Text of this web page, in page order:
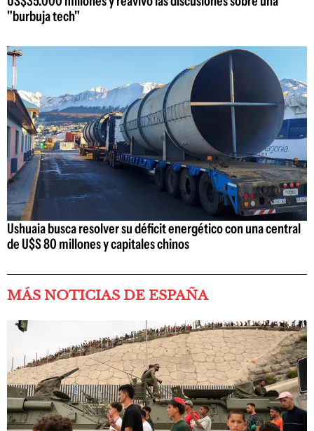
"burbuja tech"
Ushuaia busca resolver su déficit energético con una central
de U$S 80 millones y capitales chinos
MÁS NOTICIAS DE ESPAÑA